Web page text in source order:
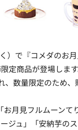
）で『コメダのお
定商品が登場します
、数量限定のため
月見フルムーン
ジュ」「安納芋の